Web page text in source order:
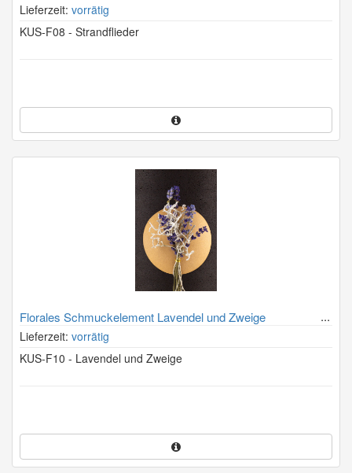
Lieferzeit: vorrätig
KUS-F08 - Strandflieder
Florales Schmuckelement Lavendel und Zweige
Lieferzeit: vorrätig
KUS-F10 - Lavendel und Zweige